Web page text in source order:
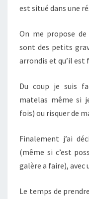
est situé dans une
On me propose
sont des petits
arrondis et qu’il est
Du coup je suis
matelas même si
fois) ou risquer de
Finalement j’ai
(même si c’est
galère a faire), avec
Le temps de